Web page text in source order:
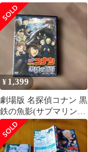
('23小学館/読売テレビ/
日本テ
¥ 1,399
劇場版 名探偵コナン 黒
鉄の魚影(サブマリン)
('23小学館/読売テレビ/
日本…